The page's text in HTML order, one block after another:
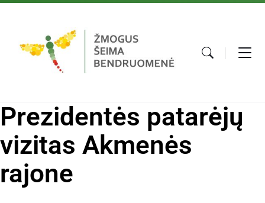
Prezidentės patarėjų
vizitas Akmenės
rajone